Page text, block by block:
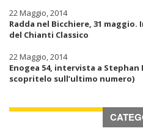
22 Maggio, 2014
Radda nel Bicchiere, 31
del Chianti Classico
22 Maggio, 2014
Enogea 54, intervista a
scopritelo sull’ultimo numero)